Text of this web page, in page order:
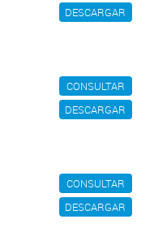
DESCARGAR
CONSULTAR
DESCARGAR
CONSULTAR
DESCARGAR